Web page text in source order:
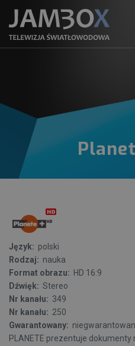
Język: polski
Rodzaj: nauka
Format obrazu: HD 16:9
Dźwięk: Stereo
Nr kanału: 349
Nr kanału: 250
Gwarantowany:
PLANETE prezentuje